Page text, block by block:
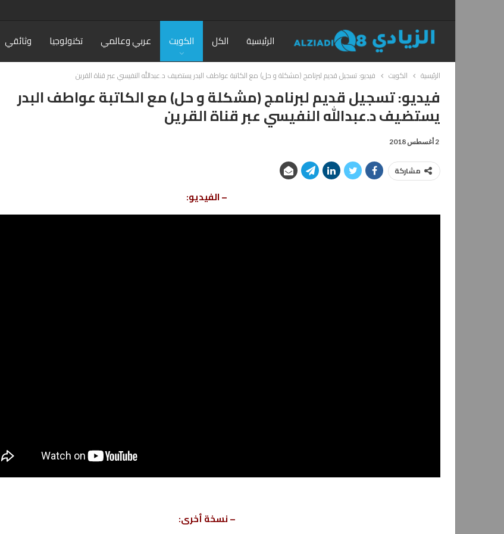
الرئيسية الكل الكويت عربي وعالمي تكنولوجيا وثائقي
الرئيسية الكويت فيديو: تسجيل قديم لبرنامج (مشكلة و حل) مع الكاتبة عواطف البدر يستضيف د.عبدالله النفيسي عبر قناة القرين
فيديو: تسجيل قديم لبرنامج (مشكلة و حل) مع الكاتبة عواطف البدر
يستضيف د.عبدالله النفيسي عبر قناة القرين
2 أغسطس 2018
مشاركة
– الفيديو:
– نسخة أخرى: